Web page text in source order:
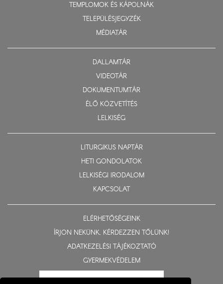
TEMPLOMOK ÉS KÁPOLNÁK
TELEPÜLÉSJEGYZÉK
MÉDIATÁR
DALLAMTÁR
VIDEOTÁR
DOKUMENTUMTÁR
ÉLŐ KÖZVETÍTÉS
LELKISÉG
LITURGIKUS NAPTÁR
HETI GONDOLATOK
LELKISÉGI IRODALOM
KAPCSOLAT
ELÉRHETŐSÉGEINK
ÍRJON NEKÜNK, KÉRDEZZEN TŐLÜNK!
ADATKEZELÉSI TÁJÉKOZTATÓ
GYERMEKVÉDELEM